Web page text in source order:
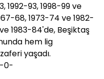
1992-93, 1998-99 ve
68, 1973-74 ve 1982-
1983-84'de, Beşiktaş
hem lig
yaşadı.
0-